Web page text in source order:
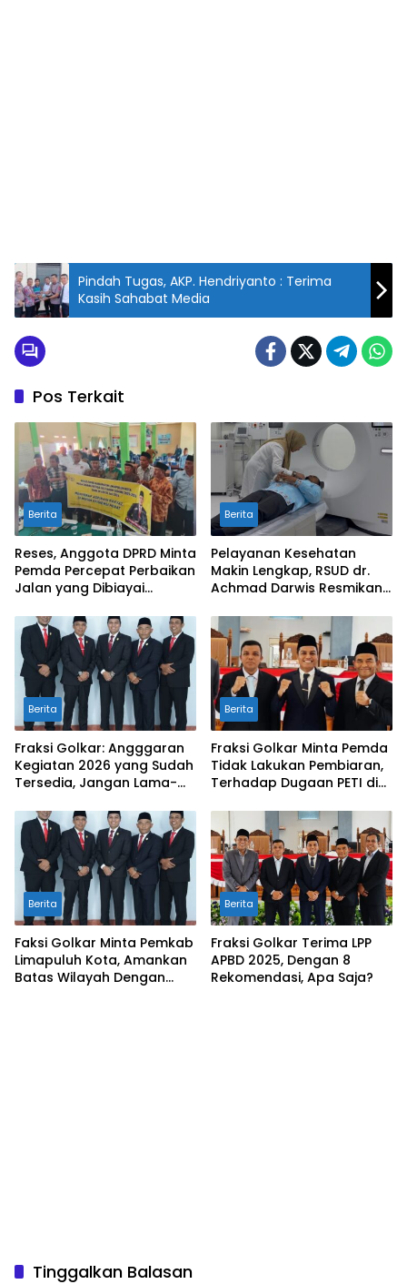
Pindah Tugas, AKP. Hendriyanto : Terima
Kasih Sahabat Media
Pos Terkait
Berita
Reses, Anggota DPRD Minta
Pemda Percepat Perbaikan
Jalan yang Dibiayai
Berita
Pelayanan Kesehatan
Makin Lengkap, RSUD dr.
Achmad Darwis Resmikan
Berita
Fraksi Golkar: Angggaran
Kegiatan 2026 yang Sudah
Tersedia, Jangan Lama-
Daerah
Berita
Fraksi Golkar Minta Pemda
Tidak Lakukan Pembiaran,
Terhadap Dugaan PETI di
Berita
Faksi Golkar Minta Pemkab
Limapuluh Kota, Amankan
Batas Wilayah Dengan
Berita
Fraksi Golkar Terima LPP
APBD 2025, Dengan 8
Rekomendasi, Apa Saja?
Tinggalkan Balasan